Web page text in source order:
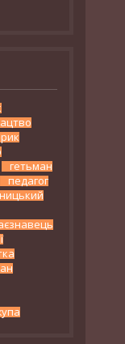
гетьман
педагог